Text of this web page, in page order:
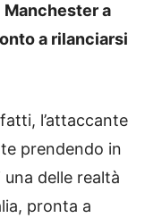
Manchester a
a rilanciarsi
l’attaccante
prendendo in
una delle realtà
pronta a